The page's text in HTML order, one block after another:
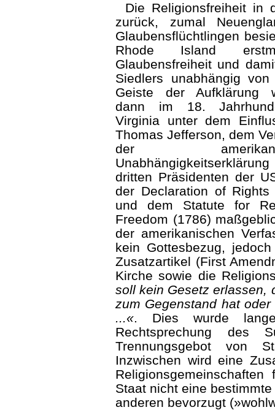
Die Religionsfreiheit in
zurück, zumal
Glaubensflüchtlingen
Rhode Island
Glaubensfreiheit und
Siedlers unabhängig
Geiste der Aufklärung
dann im 18.
Virginia unter dem
Thomas Jefferson, dem
der
drit­ten Präsidenten der
der Declaration of Rights
und dem Statute for
Free­dom (1786)
der amerikanischen
kein Gottesbezug,
Zusatzartikel (First
Kirche sowie die
soll kein Gesetz erlassen,
zum Gegenstand hat
...«. Dies wurde
Rechtsprechung des
Trennungsgebot von
Inzwischen wird eine
Staat nicht eine
anderen bevorzugt